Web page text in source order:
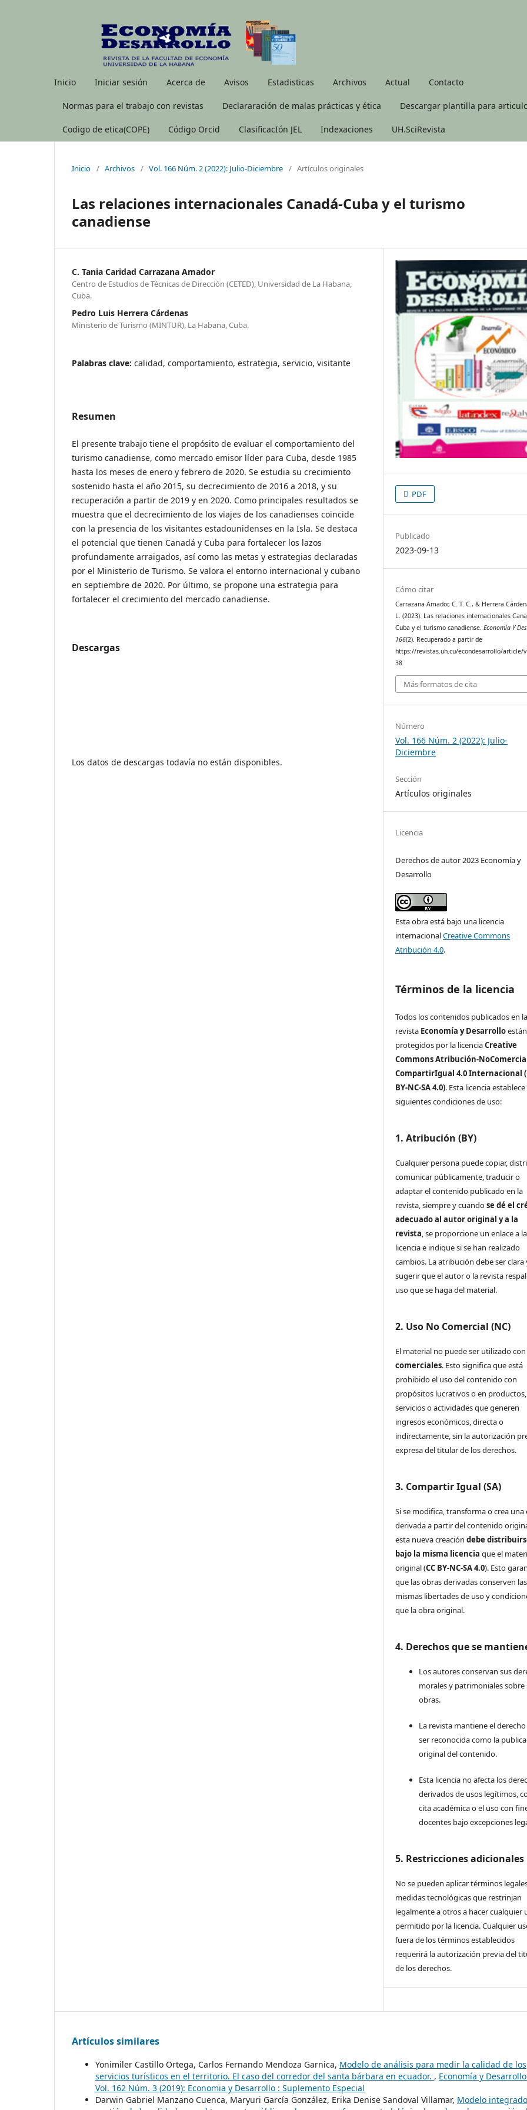
Inicio Iniciar sesión Acerca de Avisos Estadisticas Archivos Actual Contacto
Normas para el trabajo con revistas Declararación de malas prácticas y ética Descargar plantilla para
Codigo de etica(COPE) Código Orcid ClasificacIón JEL Indexaciones UH.SciRevista
Inicio / Archivos / Vol. 166 Núm. 2 (2022): Julio-Diciembre / Artículos originales
Las relaciones internacionales Canadá-Cuba y el turismo
canadiense
C. Tania Caridad Carrazana Amador
Centro de Estudios de Técnicas de Dirección (CETED), Universidad de La Habana,
Cuba.
Pedro Luis Herrera Cárdenas
Ministerio de Turismo (MINTUR), La Habana, Cuba.
Palabras clave: calidad, comportamiento, estrategia, servicio, visitante
Resumen
El presente trabajo tiene el propósito de evaluar el comportamiento del
turismo canadiense, como mercado emisor líder para Cuba, desde 1985
hasta los meses de enero y febrero de 2020. Se estudia su crecimiento
sostenido hasta el año 2015, su decrecimiento de 2016 a 2018, y su
recuperación a partir de 2019 y en 2020. Como principales resultados se
muestra que el decrecimiento de los viajes de los canadienses coincide
con la presencia de los visitantes estadounidenses en la Isla. Se destaca
el potencial que tienen Canadá y Cuba para fortalecer los lazos
profundamente arraigados, así como las metas y estrategias declaradas
por el Ministerio de Turismo. Se valora el entorno internacional y cubano
en septiembre de 2020. Por último, se propone una estrategia para
fortalecer el crecimiento del mercado canadiense.
Descargas
Los datos de descargas todavía no están disponibles.
PDF
Publicado
2023-09-13
Cómo citar
Carrazana Amador, C. T. C., & Herrera
L. (2023). Las relaciones internacionales
Cuba y el turismo canadiense.Economía Y
166(2). Recuperado a partir de
https://revistas.uh.cu/econdesarrollo/article/
38
Más formatos de cita
Número
Vol. 166 Núm. 2 (2022): Julio-
Diciembre
Sección
Artículos originales
Licencia
Derechos de autor 2023 Economía y
Desarrollo
Esta obra está bajo una licencia
internacionalCreative Commons
Atribución 4.0.
Términos de la licencia
Todos los contenidos publicados en la
revista Economía y Desarrolloestán
protegidos por la licenciaCreative
Commons Atribución-
CompartirIgual 4.0 Internacional
BY-NC-SA 4.0). Esta licencia establece
siguientes condiciones de uso:
1. Atribución (BY)
Cualquier persona puede copiar,
comunicar públicamente, traducir o
adaptar el contenido publicado en la
revista, siempre y cuandose dé el
adecuado al autor original y a la
revista, se proporcione un enlace a la
licencia e indique si se han realizado
cambios. La atribución debe ser clara
sugerir que el autor o la revista
uso que se haga del material.
2. Uso No Comercial (NC)
El material no puede ser utilizado
comerciales. Esto significa que está
prohibido el uso del contenido con
propósitos lucrativos o en productos,
servicios o actividades que generen
ingresos económicos, directa o
indirectamente, sin la autorización
expresa del titular de los derechos.
3. Compartir Igual (SA)
Si se modifica, transforma o crea una
derivada a partir del contenido
esta nueva creacióndebe
bajo la misma licencia que el
original (CC BY-NC-SA 4.0). Esto
que las obras derivadas conserven las
mismas libertades de uso y
que la obra original.
4. Derechos que se
Los autores conservan sus
morales y patrimoniales sobre
obras.
La revista mantiene el
ser reconocida como la
original del contenido.
Esta licencia no afecta los
derivados de usos legítimos,
cita académica o el uso con
docentes bajo excepciones
5. Restricciones adicionales
No se pueden aplicar términos
medidas tecnológicas que restrinjan
legalmente a otros a hacer cualquier
permitido por la licencia. Cualquier
fuera de los términos establecidos
requerirá la autorización previa del
de los derechos.
Artículos similares
Yonimiler Castillo Ortega, Carlos Fernando Mendoza Garnica, Modelo de análisis para medir la calidad de los
servicios turísticos en el territorio. El caso del corredor del santa bárbara en ecuador. , Economía y
Vol. 162 Núm. 3 (2019): Economia y Desarrollo : Suplemento Especial
Darwin Gabriel Manzano Cuenca, Maryuri García González, Erika Denise Sandoval Villamar, Modelo